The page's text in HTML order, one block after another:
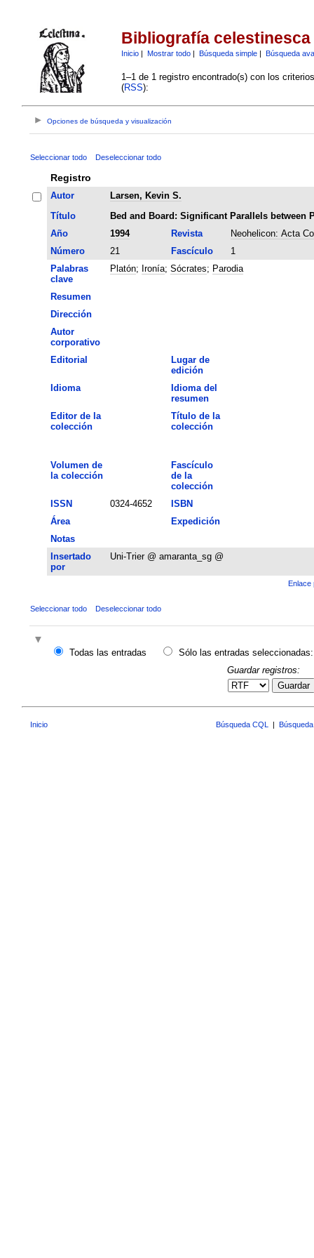
Bibliografía celestinesca
Inicio| Mostrar todo| Búsqueda simple| Búsqueda
1–1 de 1 registro encontrado(s) con los
(RSS):
Opciones de búsqueda y visualización
Seleccionar todo Deseleccionar todo
Registro
Autor
Larsen, Kevin S.
Título
Bed and Board: Significant Parallels
Año
1994 Revista
Neohelicon: Acta
Número
21 Fascículo
1
Palabras
clave
Platón; Ironía; Sócrates; Parodia
Resumen
Dirección
Autor
corporativo
Editorial
Lugar de
edición
Idioma
Idioma del
resumen
Editor de la
colección
Título de la
colección
Volumen de
la colección
Fascículo
de la
colección
ISSN
0324-4652
ISBN
Área
Expedición
Notas
Insertado
por
Uni-Trier @ amaranta_sg @
Enlace
Seleccionar todo Deseleccionar todo
Todas las entradas
Sólo las entradas seleccionadas:
Guardar registros:
Guardar
Inicio Búsqueda CQL